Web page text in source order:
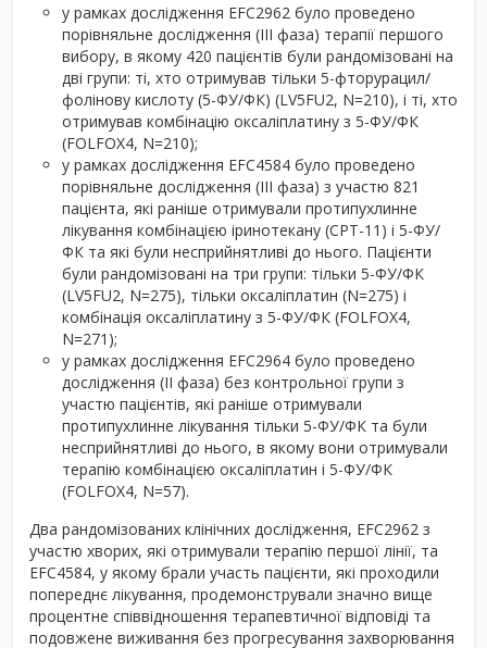
у рамках дослідження ЕFС2962 було проведено
порівняльне дослідження (III фаза) терапії першого
вибору, в якому 420 пацієнтів були рандомізовані на
дві групи: ті, хто отримував тільки 5-фторурацил/
фолінову кислоту (5-ФУ/ФК) (LV5FU2, N=210), і ті, хто
отримував комбінацію оксаліплатину з 5-ФУ/ФК
(FОLFОХ4, N=210);
у рамках дослідження ЕFС4584 було проведено
порівняльне дослідження (III фаза) з участю 821
пацієнта, які раніше отримували протипухлинне
лікування комбінацією іринотекану (СРТ-11) і 5-ФУ/
ФК та які були несприйнятливі до нього. Пацієнти
були рандомізовані на три групи: тільки 5-ФУ/ФК
(LV5FU2, N=275), тільки оксаліплатин (N=275) і
комбінація оксаліплатину з 5-ФУ/ФК (FОLFОХ4,
N=271);
у рамках дослідження ЕFС2964 було проведено
дослідження (II фаза) без контрольної групи з
участю пацієнтів, які раніше отримували
протипухлинне лікування тільки 5-ФУ/ФК та були
несприйнятливі до нього, в якому вони отримували
терапію комбінацією оксаліплатин і 5-ФУ/ФК
(FОLFОХ4, N=57).
Два рандомізованих клінічних дослідження, EFC2962 з
участю хворих, які отримували терапію першої лінії, та
EFC4584, у якому брали участь пацієнти, які проходили
попереднє лікування, продемонстрували значно вище
процентне співвідношення терапевтичної відповіді та
подовжене виживання без прогресування захворювання